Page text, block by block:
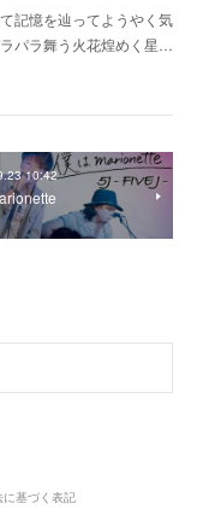
記憶を辿ってようやく気
パラ舞う火花煌めく星…
10:42
基づく表記